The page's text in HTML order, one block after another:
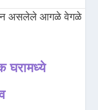
घरामध्ये